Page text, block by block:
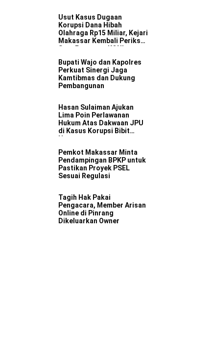
Usut Kasus Dugaan
Korupsi Dana Hibah
Olahraga Rp15 Miliar, Kejari
Makassar Kembali Periksa
Satu Pengurus KONI
Bupati Wajo dan Kapolres
Perkuat Sinergi Jaga
Kamtibmas dan Dukung
Pembangunan
Hasan Sulaiman Ajukan
Lima Poin Perlawanan
Hukum Atas Dakwaan JPU
di Kasus Korupsi Bibit
Nanas
Pemkot Makassar Minta
Pendampingan BPKP untuk
Pastikan Proyek PSEL
Sesuai Regulasi
Tagih Hak Pakai
Pengacara, Member Arisan
Online di Pinrang
Dikeluarkan Owner